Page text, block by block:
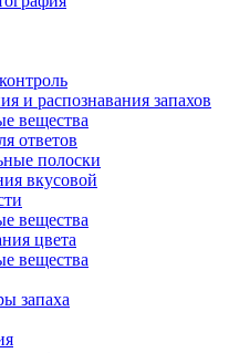
и распознавания запахов
вещества
ответов
полоски
вкусовой
вещества
цвета
вещества
запаха